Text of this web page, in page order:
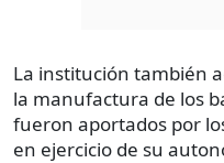
La institución también
la manufactura de los
fueron aportados por
en ejercicio de su